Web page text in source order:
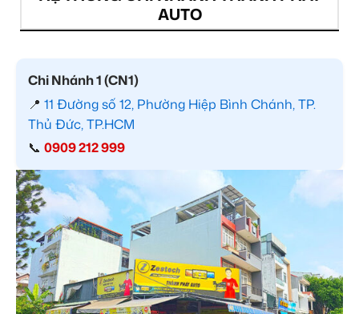
AUTO
Chi Nhánh 1 (CN1)
📍 11 Đường số 12, Phường Hiệp Bình Chánh, TP.
Thủ Đức, TP.HCM
📞 0909 212 999